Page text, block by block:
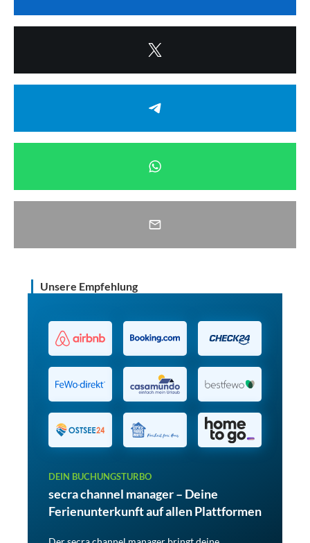
Unsere Empfehlung
DEIN BUCHUNGSTURBO
secra channel manager – Deine
Ferienunterkunft auf allen Plattformen